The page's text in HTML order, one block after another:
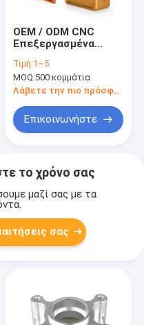
OEM / ODM CNC
Επεξεργασμένα
Τμήματα CNC
Επεξεργαστική
διαδικασία
Τιμή:1~5
MOQ:500 κομμάτια
Λάβετε την πιο πρόσφατη τιμή
Επικοινωνήστε
το χρόνο σας
μαζί σας με τα
σας